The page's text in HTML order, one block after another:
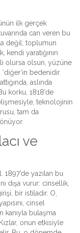
ilk gerçek
can veren bu
değil, toplumun
kendi yaratığının
olursa olsun, yüzüne
bedenidir.
aslında
korku, 1818’de
teknolojinin
tam da
ve
yazılan bu
dışa vurur: cinsellik,
bir istiladır. O,
cinsel
kanıyla bulaşma
onun etkisiyle